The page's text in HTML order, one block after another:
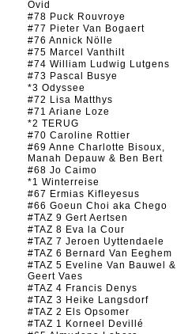
Ovid
#78 Puck Rouvroye
#77 Pieter Van Bogaert
#76 Annick Nölle
#75 Marcel Vanthilt
#74 William Ludwig Lutgens
#73 Pascal Busye
*3 Odyssee
#72 Lisa Matthys
#71 Ariane Loze
*2 TERUG
#70 Caroline Rottier
#69 Anne Charlotte Bisoux,
Manah Depauw & Ben Bert
#68 Jo Caimo
*1 Winterreise
#67 Ermias Kifleyesus
#66 Goeun Choi aka Chego
#TAZ 9 Gert Aertsen
#TAZ 8 Eva la Cour
#TAZ 7 Jeroen Uyttendaele
#TAZ 6 Bernard Van Eeghem
#TAZ 5 Eveline Van Bauwel &
Geert Vaes
#TAZ 4 Francis Denys
#TAZ 3 Heike Langsdorf
#TAZ 2 Els Opsomer
#TAZ 1 Korneel Devillé